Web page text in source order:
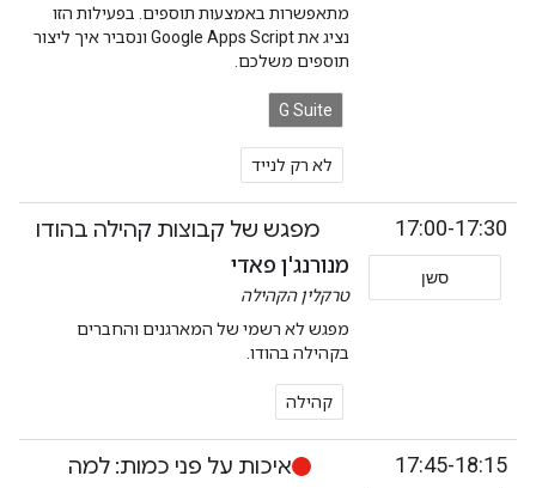
מתאפשרות באמצעות תוספים. בפעילות הזו
נציג את Google Apps Script ונסביר איך ליצור
תוספים משלכם.
G Suite
לא רק לנייד
17:00-17:30
סשן
מפגש של קבוצות קהילה בהודו
מנורנג'ן פאדי
טרקלין הקהילה
מפגש לא רשמי של המארגנים והחברים
בקהילה בהודו.
קהילה
17:45-18:15
איכות על פני כמות: למה